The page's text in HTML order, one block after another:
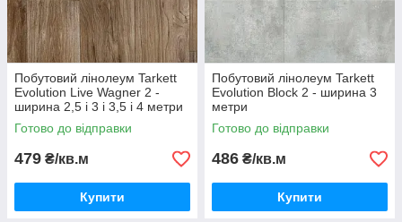
Побутовий лінолеум Tarkett
Evolution Live Wagner 2 -
ширина 2,5 і 3 і 3,5 і 4 метри
Готово до відправки
479 ₴/кв.м
Купити
Побутовий лінолеум Tarkett
Evolution Block 2 - ширина 3
метри
Готово до відправки
486 ₴/кв.м
Купити